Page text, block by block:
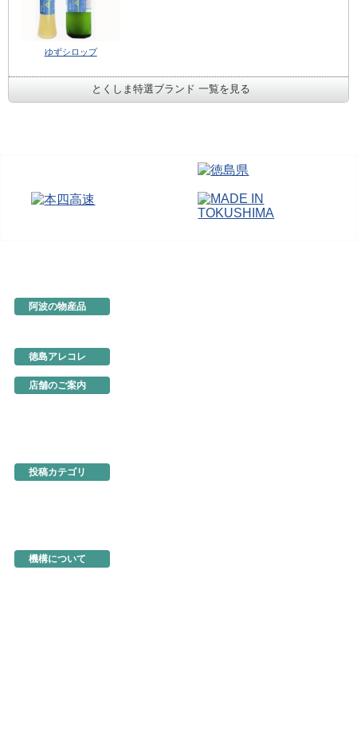
ゆずシロップ
とくしま特選ブランド 一覧を見る
阿波の物産品
徳島アレコレ
店舗のご案内
投稿カテゴリ
機構について